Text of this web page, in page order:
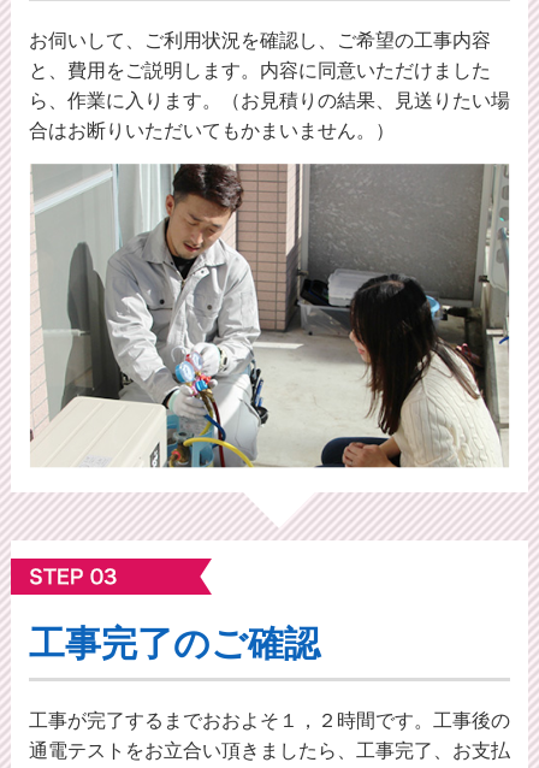
お伺いして、ご利用状況を確認し、ご希望の工事内容
と、費用をご説明します。内容に同意いただけました
ら、作業に入ります。（お見積りの結果、見送りたい場
合はお断りいただいてもかまいません。）
工事完了のご確認
工事が完了するまでおおよそ１，２時間です。工事後の
通電テストをお立合い頂きましたら、工事完了、お支払